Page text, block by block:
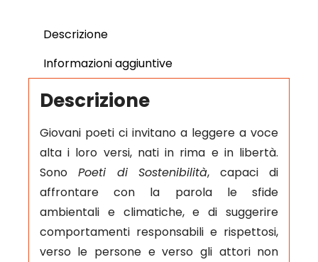
Descrizione
Informazioni aggiuntive
Descrizione
Giovani poeti ci invitano a leggere a voce
alta i loro versi, nati in rima e in libertà.
Sono Poeti di Sostenibilità, capaci di
affrontare con la parola le sfide
ambientali e climatiche, e di suggerire
comportamenti responsabili e rispettosi,
verso le persone e verso gli attori non